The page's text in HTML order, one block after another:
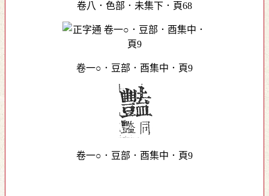
卷八．色部．未集下．頁68
卷一○．豆部．酉集中．頁9
卷一○．豆部．酉集中．頁9